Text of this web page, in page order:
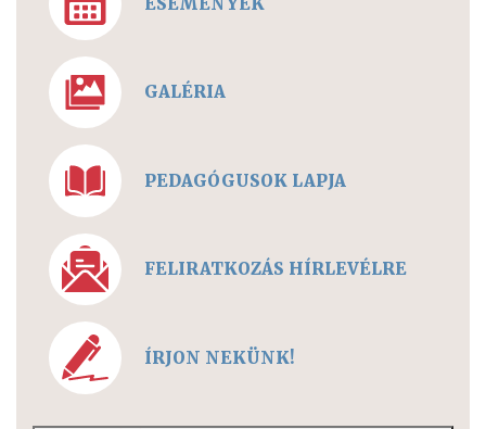
GALÉRIA
PEDAGÓGUSOK LAPJA
FELIRATKOZÁS HÍRLEVÉLRE
ÍRJON NEKÜNK!